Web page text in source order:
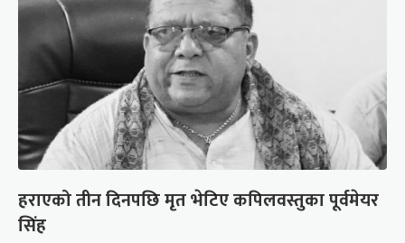
हराएको तीन दिनपछि मृत भेटिए कपिलवस्तुका पूर्वमेयर
सिंह